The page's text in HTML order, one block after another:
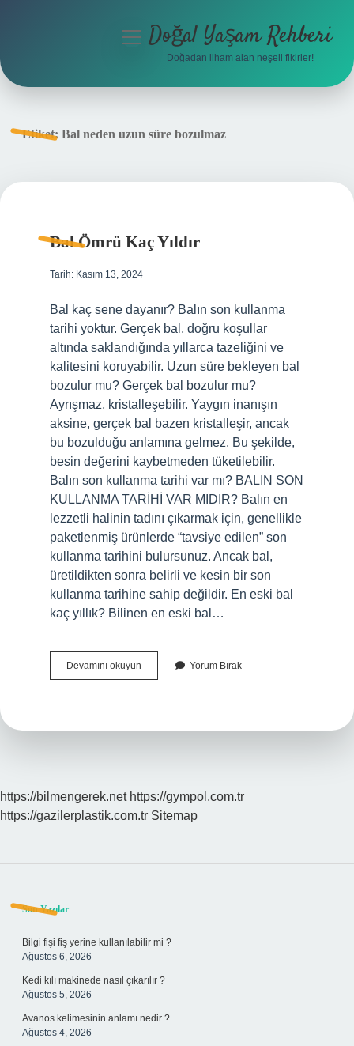
menüyüDoğal Yaşam Rehberi
Doğadan ilham alan neşeli fikirler!
Etiket: Bal neden uzun süre bozulmaz
Bal Ömrü Kaç Yıldır
Tarih: Kasım 13, 2024
Bal kaç sene dayanır? Balın son kullanma
tarihi yoktur. Gerçek bal, doğru koşullar
altında saklandığında yıllarca tazeliğini ve
kalitesini koruyabilir. Uzun süre bekleyen bal
bozulur mu? Gerçek bal bozulur mu?
Ayrışmaz, kristalleşebilir. Yaygın inanışın
aksine, gerçek bal bazen kristalleşir, ancak
bu bozulduğu anlamına gelmez. Bu şekilde,
besin değerini kaybetmeden tüketilebilir.
Balın son kullanma tarihi var mı? BALIN SON
KULLANMA TARİHİ VAR MIDIR? Balın en
lezzetli halinin tadını çıkarmak için, genellikle
paketlenmiş ürünlerde “tavsiye edilen” son
kullanma tarihini bulursunuz. Ancak bal,
üretildikten sonra belirli ve kesin bir son
kullanma tarihine sahip değildir. En eski bal
kaç yıllık? Bilinen en eski bal…
Devamını okuyun
Ömrü
Yorum Bırak
https://bilmengerek.net https://gympol.com.tr
https://gazilerplastik.com.tr Sitemap
Sidebar
Son Yazılar
Bilgi fişi fiş yerine kullanılabilir mi ?
Ağustos 6, 2026
Kedi kılı makinede nasıl çıkarılır ?
Ağustos 5, 2026
Avanos kelimesinin anlamı nedir ?
Ağustos 4, 2026